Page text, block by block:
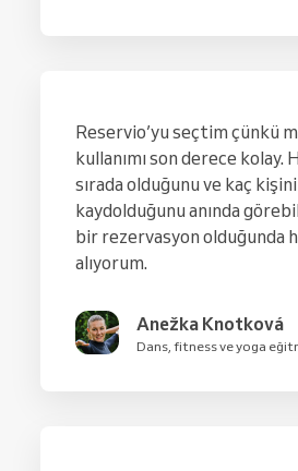
Reservio’yu seçtim çünkü
kullanımı son derece kolay.
sırada olduğunu ve kaç
kaydolduğunu anında
bir rezervasyon olduğunda
alıyorum.
Anežka Knotková
Dans, fitness ve yoga